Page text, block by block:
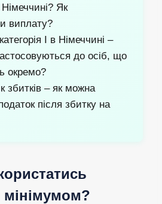
Як
виплату?
I в Німеччині –
до осіб, що
окремо?
збитків – як можна
після збитку на